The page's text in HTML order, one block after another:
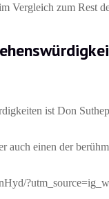
Vergleich zum Rest
ist Don
auch einen der